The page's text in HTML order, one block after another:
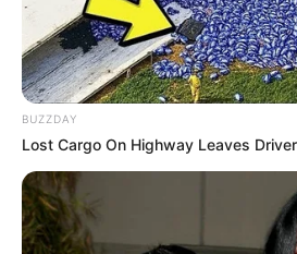
statt mit ihren Herdenarmeen so
zu ermorden?
Quermania folgen:
BUZZDAY
Lost Cargo On Highway Leaves